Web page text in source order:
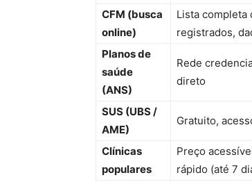
CFM (busca
online)
Lista completa
registrados,
Planos de
saúde
(ANS)
Rede
direto
SUS (UBS /
AME)
Gratuito,
Clínicas
populares
Preço
rápido (até 7